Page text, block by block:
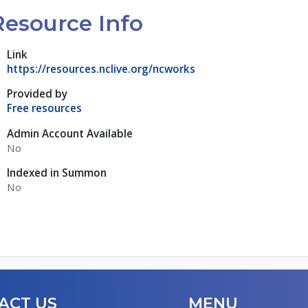
Info
Link
https://resources.nclive.org/ncworks
Provided by
Free resources
Admin Account Available
No
Indexed in Summon
No
US MENU